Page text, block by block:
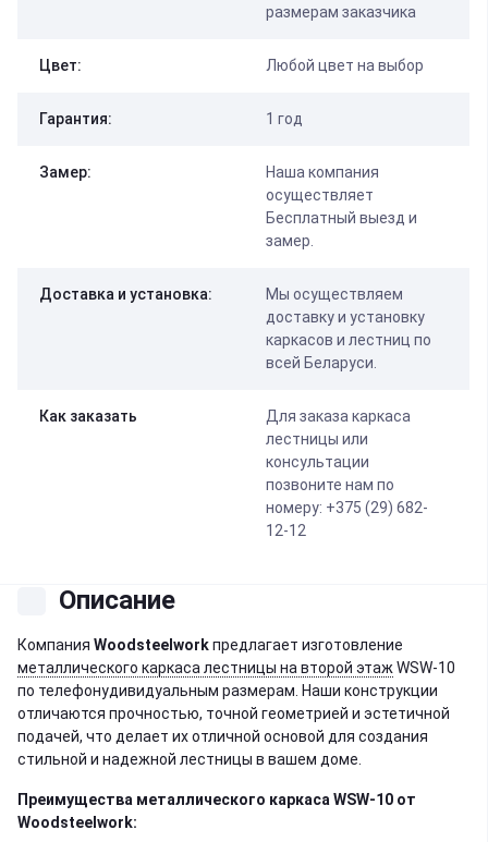
размерам заказчика
Цвет: Любой цвет на выбор
Гарантия: 1 год
Замер:
Наша компания
осуществляет
Бесплатный выезд и
замер.
Доставка и установка:
Мы осуществляем
доставку и установку
каркасов и лестниц по
всей Беларуси.
Как заказать
Для заказа каркаса
лестницы или
консультации
позвоните нам по
номеру: +375 (29) 682-
12-12
Описание
Компания Woodsteelworkпредлагает изготовление
металлического каркаса лестницы на второй этажWSW-10
по телефонудивидуальным размерам. Наши конструкции
отличаются прочностью, точной геометрией и эстетичной
подачей, что делает их отличной основой для создания
стильной и надежной лестницы в вашем доме.
Преимущества металлического каркасаWSW-10 от
Woodsteelwork: